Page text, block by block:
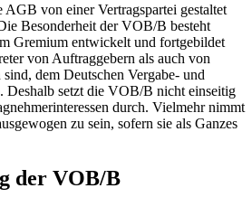
von einer Vertragspartei gestaltet
Besonderheit der VOB/B besteht
Gremium entwickelt und fortgebildet
von Auftraggebern als auch von
dem Deutschen Vergabe- und
Deshalb setzt die VOB/B nicht einseitig
durch. Vielmehr nimmt
zu sein, sofern sie als Ganzes
der VOB/B